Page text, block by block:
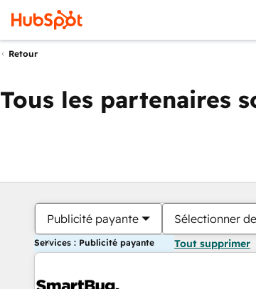
Retour
Tous les partenaires
Publicité payante Sélectionner
Services : Publicité payante Tout supprimer